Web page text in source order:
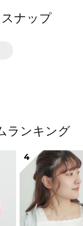
ナップ
ランキング
4